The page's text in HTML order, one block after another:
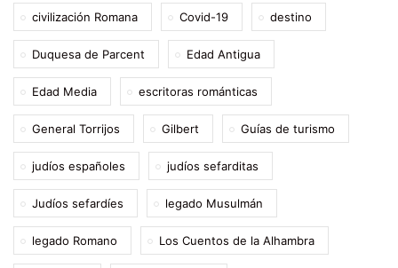
civilización Romana Covid-19 destino
Duquesa de Parcent Edad Antigua
Edad Media escritoras románticas
General Torrijos Gilbert Guías de turismo
judíos españoles judíos sefarditas
Judíos sefardíes legado Musulmán
legado Romano Los Cuentos de la Alhambra